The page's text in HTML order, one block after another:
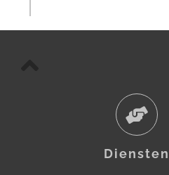
Diensten